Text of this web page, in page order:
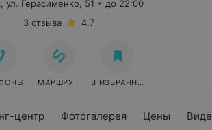
центр Фотогалерея Цены
ул. Герасименко, 51
до 22:00
3 отзыва
4.7
МАРШРУТ В ИЗБРАННОЕ